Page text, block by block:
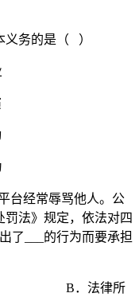
义务的是（ ）
台经常辱骂他人。公
法》规定，依法对四
了___的行为而要承担
任 B．法律所